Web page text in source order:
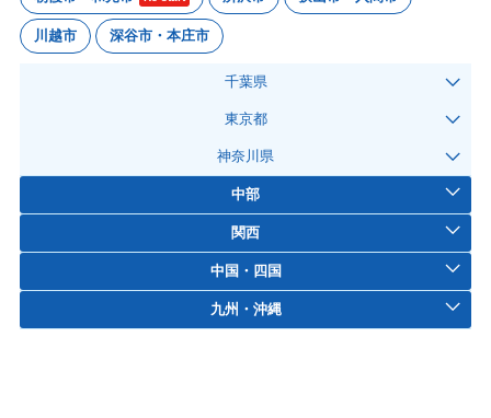
川越市 深谷市・本庄市
千葉県
東京都
神奈川県
中部
関西
中国・四国
九州・沖縄